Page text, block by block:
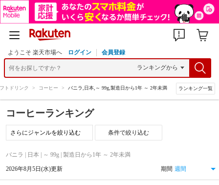
ようこそ 楽天市場へ ログイン 会員登録
トドリンク > コーヒー > バニラ,日本,～ 99g,製造日から1年 ～ 2年未満 ランキング一覧
コーヒーランキング
条件で絞り込む
バニラ | 日本 | ～ 99g | 製造日から1年 ～ 2年未満
2026年8月5日(水)更新 期間